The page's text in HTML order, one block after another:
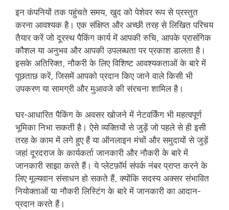
इन कंपनियों तक पहुंचते समय, खुद को पेशेवर रूप से प्रस्तुत
करना आवश्यक है। एक संक्षिप्त और अच्छी तरह से लिखित परिचय
तैयार करें जो दूरस्थ पैकिंग कार्य में आपकी रुचि, आपके प्रासंगिक
कौशल या अनुभव और आपकी उपलब्धता पर प्रकाश डालता है।
इसके अतिरिक्त, नौकरी के लिए विशिष्ट आवश्यकताओं के बारे में
पूछताछ करें, जिसमें आपको प्रदान किए जाने वाले किसी भी
उपकरण या सामग्री और मुआवजे की संरचना शामिल है।
घर-आधारित पैकिंग के अवसर खोजने में नेटवर्किंग भी महत्वपूर्ण
भूमिका निभा सकती है। ऐसे व्यक्तियों से जुड़ें जो पहले से ही इसी
तरह के काम में लगे हुए हैं या ऑनलाइन मंचों और समुदायों से जुड़ें
जहां दूरदराज के कार्यकर्ता जानकारी और नौकरी के बारे में
जानकारी साझा करते हैं। ये प्लेटफ़ॉर्म संपर्क नंबर प्राप्त करने के
लिए मूल्यवान संसाधन हो सकते हैं, क्योंकि सदस्य अक्सर संभावित
नियोक्ताओं या नौकरी लिस्टिंग के बारे में जानकारी का आदान-
प्रदान करते हैं।